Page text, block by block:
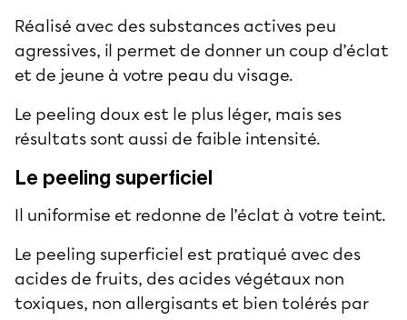
Réalisé avec des substances actives peu
agressives, il permet de donner un coup d’éclat
et de jeune à votre peau du visage.
Le peeling doux est le plus léger, mais ses
résultats sont aussi de faible intensité.
Le peeling superficiel
Il uniformise et redonne de l’éclat à votre teint.
Le peeling superficiel est pratiqué avec des
acides de fruits, des acides végétaux non
toxiques, non allergisants et bien tolérés par